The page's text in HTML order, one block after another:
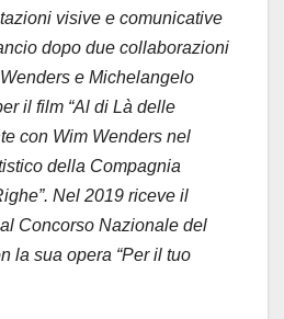
visive e comunicative
dopo due collaborazioni
e Michelangelo
il film “Al di Là delle
con Wim Wenders nel
della Compagnia
Nel 2019 riceve il
Concorso Nazionale del
la sua opera “Per il tuo